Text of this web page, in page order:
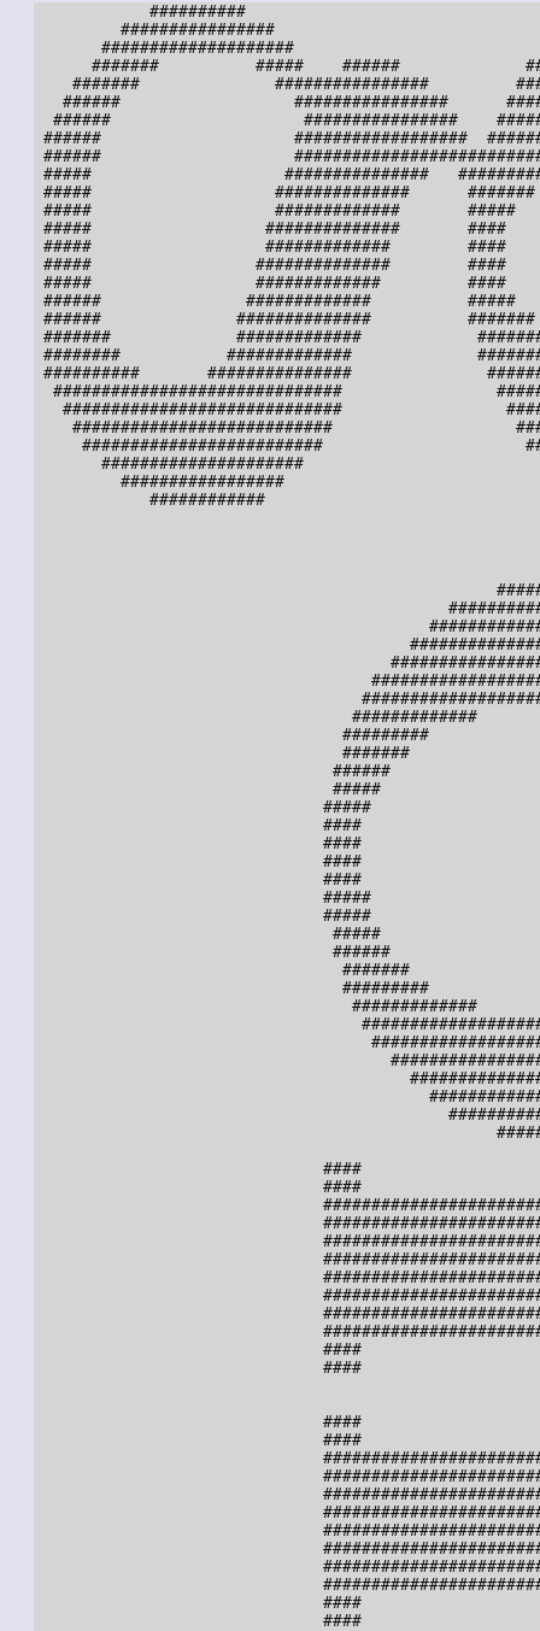
##########
################
####################
#######          #####    ######
#######              ################
######                  ################
######                    ################
######                    ##################
######
#####                    ###############
#####                   ##############
#####                   #############
#####                  ##############
#####                  #############
#####                 ##############
#####                 #############
######               #############
######              ##############
#######             #############
########           #############
##########       ###############
##############################
#############################
###########################
#########################
#####################
#################
############
#############
#########
#######
######
#####
#####
####
####
####
####
#####
#####
#####
######
#######
#########
#############
####
####
                              ####
                              ####
####
####
####
####